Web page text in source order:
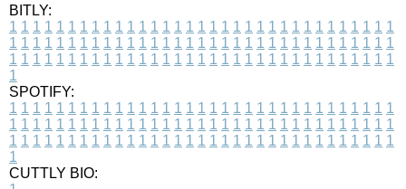
BITLY:
1 1 1 1 1 1 1 1 1 1 1 1 1 1 1 1 1 1 1 1 1 1 1 1 1 1 1 1 1 1 1 1 1
1 1 1 1 1 1 1 1 1 1 1 1 1 1 1 1 1 1 1 1 1 1 1 1 1 1 1 1 1 1 1 1 1
1 1 1 1 1 1 1 1 1 1 1 1 1 1 1 1 1 1 1 1 1 1 1 1 1 1 1 1 1 1 1 1 1
1
SPOTIFY:
1 1 1 1 1 1 1 1 1 1 1 1 1 1 1 1 1 1 1 1 1 1 1 1 1 1 1 1 1 1 1 1 1
1 1 1 1 1 1 1 1 1 1 1 1 1 1 1 1 1 1 1 1 1 1 1 1 1 1 1 1 1 1 1 1 1
1 1 1 1 1 1 1 1 1 1 1 1 1 1 1 1 1 1 1 1 1 1 1 1 1 1 1 1 1 1 1 1 1
1
CUTTLY BIO: